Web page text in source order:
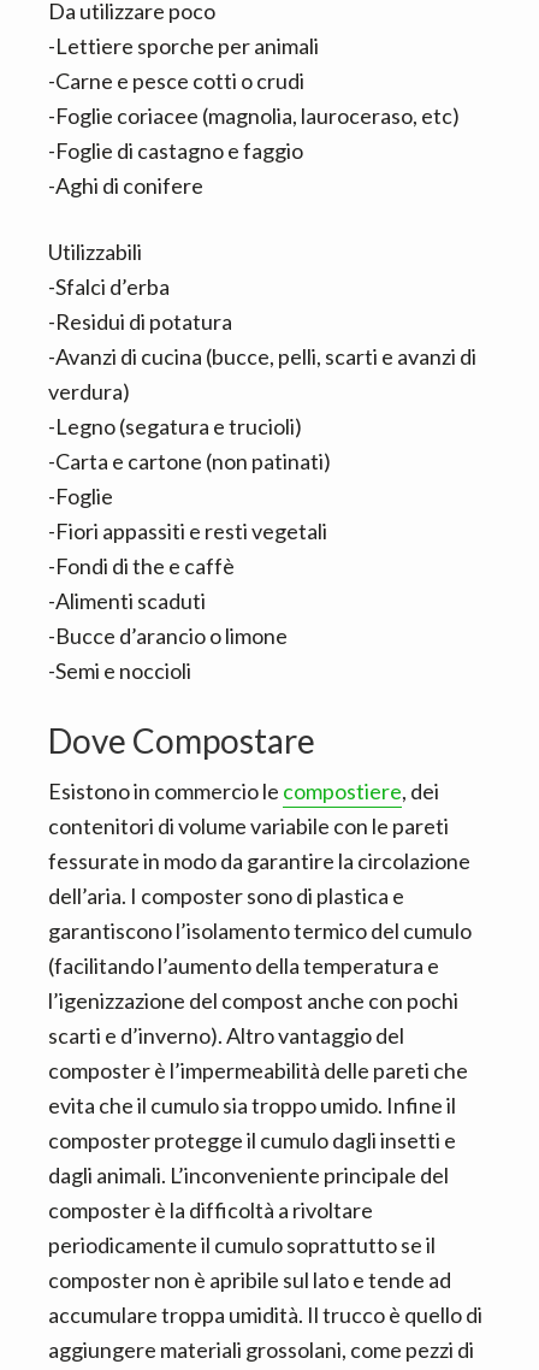
Da utilizzare poco
-Lettiere sporche per animali
-Carne e pesce cotti o crudi
-Foglie coriacee (magnolia, lauroceraso, etc)
-Foglie di castagno e faggio
-Aghi di conifere
Utilizzabili
-Sfalci d’erba
-Residui di potatura
-Avanzi di cucina (bucce, pelli, scarti e avanzi di
verdura)
-Legno (segatura e trucioli)
-Carta e cartone (non patinati)
-Foglie
-Fiori appassiti e resti vegetali
-Fondi di the e caffè
-Alimenti scaduti
-Bucce d’arancio o limone
-Semi e noccioli
Dove Compostare
Esistono in commercio le compostiere, dei
contenitori di volume variabile con le pareti
fessurate in modo da garantire la circolazione
dell’aria. I composter sono di plastica e
garantiscono l’isolamento termico del cumulo
(facilitando l’aumento della temperatura e
l’igenizzazione del compost anche con pochi
scarti e d’inverno). Altro vantaggio del
composter è l’impermeabilità delle pareti che
evita che il cumulo sia troppo umido. Infine il
composter protegge il cumulo dagli insetti e
dagli animali. L’inconveniente principale del
composter è la difficoltà a rivoltare
periodicamente il cumulo soprattutto se il
composter non è apribile sul lato e tende ad
accumulare troppa umidità. Il trucco è quello di
aggiungere materiali grossolani, come pezzi di